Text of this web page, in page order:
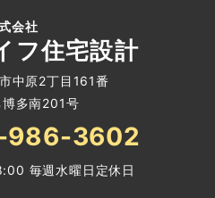
会社
フ住宅設計
中原2丁目161番
博多南201号
986-3602
毎週水曜日定休日